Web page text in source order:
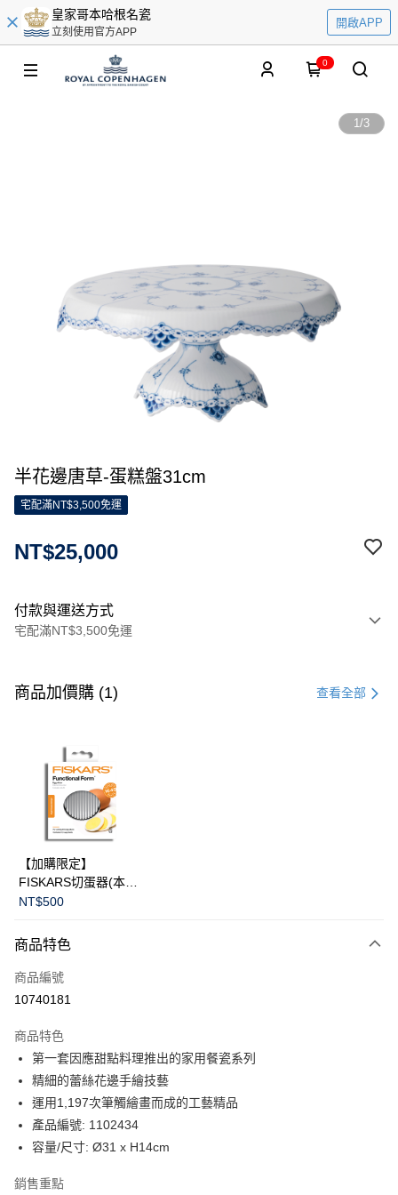
皇家哥本哈根名瓷
立刻使用官方APP
開啟APP
0
1/3
半花邊唐草-蛋糕盤31cm
宅配滿NT$3,500免運
NT$25,000
付款與運送方式
宅配滿NT$3,500免運
信用卡一次付款
3 期 0 利率 每期
合作金庫商業銀行
華南商業銀行
上海商業儲蓄銀行
國泰世華商業銀行
臺灣中小企業銀行
匯豐（台灣）商業銀行
聯邦商業銀行
元大商業銀行
台新國際商業銀行
LINE Pay
Apple Pay
運送方式
黑貓宅急便
商品加價購 (1) 查看全部
【加購限定】
FISKARS切蛋器(本商
品不提供破損保證)
NT$500
商品特色
商品編號
10740181
商品特色
第一套因應甜點料理推出的家用餐瓷系列
精細的蕾絲花邊手繪技藝
運用1,197次筆觸繪畫而成的工藝精品
產品編號: 1102434
容量/尺寸: Ø31 x H14cm
銷售重點